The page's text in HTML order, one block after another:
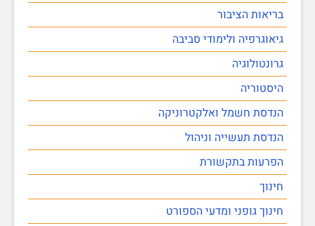
בריאות הציבור
גיאוגרפיה ולימודי סביבה
גרונטולוגיה
היסטוריה
הנדסת חשמל ואלקטרוניקה
הנדסת תעשייה וניהול
הפרעות בתקשורת
חינוך
חינוך גופני ומדעי הספורט